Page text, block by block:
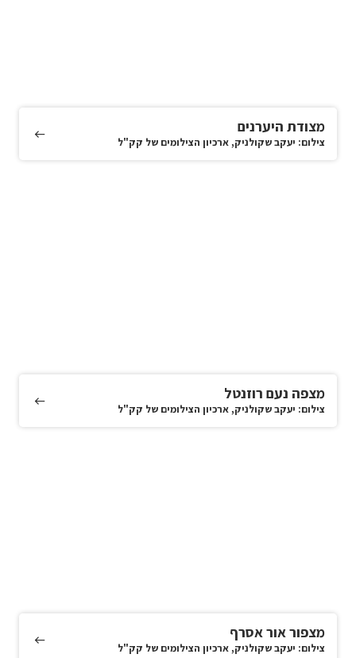
מצודת היערנים
צילום: יעקב שקולניק, ארכיון הצילומים של קק"ל
מצפה נעם רוזנטל
צילום: יעקב שקולניק, ארכיון הצילומים של קק"ל
מצפור אור אסרף
צילום: יעקב שקולניק, ארכיון הצילומים של קק"ל